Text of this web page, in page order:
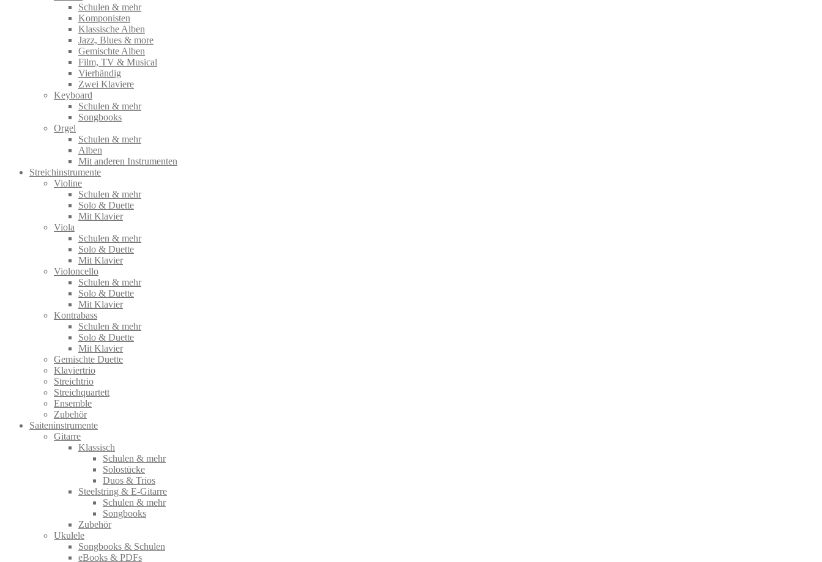
Schulen & mehr
Komponisten
Klassische Alben
Jazz, Blues & more
Gemischte Alben
Film, TV & Musical
Vierhändig
Zwei Klaviere
Keyboard
Schulen & mehr
Songbooks
Orgel
Schulen & mehr
Alben
Mit anderen Instrumenten
Streichinstrumente
Violine
Schulen & mehr
Solo & Duette
Mit Klavier
Viola
Schulen & mehr
Solo & Duette
Mit Klavier
Violoncello
Schulen & mehr
Solo & Duette
Mit Klavier
Kontrabass
Schulen & mehr
Solo & Duette
Mit Klavier
Gemischte Duette
Klaviertrio
Streichtrio
Streichquartett
Ensemble
Zubehör
Saiteninstrumente
Gitarre
Klassisch
Schulen & mehr
Solostücke
Duos & Trios
Steelstring & E-Gitarre
Schulen & mehr
Songbooks
Zubehör
Ukulele
Songbooks & Schulen
eBooks & PDFs